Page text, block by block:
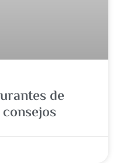
de